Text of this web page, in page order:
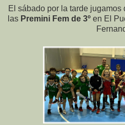
El sábado por la tarde jugamos
las Premini Fem de 3ºen El